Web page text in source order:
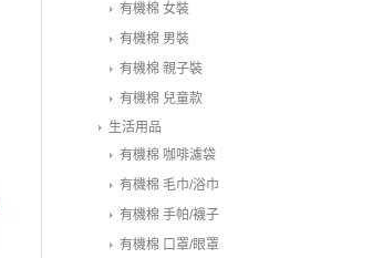
有機棉 女裝
有機棉 男裝
有機棉 親子裝
有機棉 兒童款
生活用品
有機棉 咖啡濾袋
有機棉 毛巾/浴巾
有機棉 手帕/襪子
有機棉 口罩/眼罩